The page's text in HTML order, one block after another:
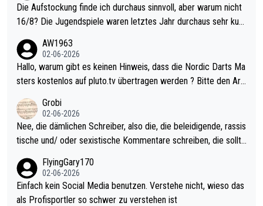
Die Aufstockung finde ich durchaus sinnvoll, aber warum nicht
16/8? Die Jugendspiele waren letztes Jahr durchaus sehr kurz
Allerdings ist Mitchell Lawrie als Nummer 1 der Welt eh qualifi
ziert. Somit ändert die automatische Qualifikation des Weltmei
sters erstmal nichts. Ich denke sie wollen damit für nächstes J
ohl wenig WDF Turniere spielen. Dies war bei Archie Self letzt
es Jahr der Fall. Er musste als amtierender Weltmeister durch
den Qualifier und ich glaube kaum, dass Mitchel sich das (in Ve
gas) antun würde, wenn er doch eigentlich die PDC-WM als Zi
el hat.
AW1963
02-06-2026
Hallo, warum gibt es keinen Hinweis, dass die Nordic Darts Ma
sters kostenlos auf pluto.tv übertragen werden ? Bitte den Arti
Grobi
02-06-2026
Nee, die dämlichen Schreiber, also die, die beleidigende, rassis
tische und/ oder sexistische Kommentare schreiben, die sollte
s Leben in den Griff kriegen. Nur eins wundert mich: Luke Little
r war doch neulich erst derjenige, der über Social Media GvV p
rovoziert hat. Und Littlers Mutter schießt öfters mal gegen Ric
FlyingGary170
02-06-2026
Einfach kein Social Media benutzen. Verstehe nicht, wieso das
als Profisportler so schwer zu verstehen ist